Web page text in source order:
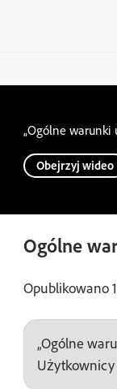
„Ogólne warunki
Obejrzyj wideo
Ogólne
Opublikowano
„Ogólne
Użytkownicy